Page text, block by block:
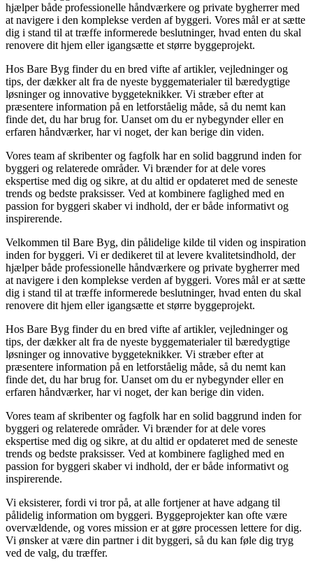
hjælper både professionelle håndværkere og private bygherrer med
at navigere i den komplekse verden af byggeri. Vores mål er at sætte
dig i stand til at træffe informerede beslutninger, hvad enten du skal
renovere dit hjem eller igangsætte et større byggeprojekt.
Hos Bare Byg finder du en bred vifte af artikler, vejledninger og
tips, der dækker alt fra de nyeste byggematerialer til bæredygtige
løsninger og innovative byggeteknikker. Vi stræber efter at
præsentere information på en letforståelig måde, så du nemt kan
finde det, du har brug for. Uanset om du er nybegynder eller en
erfaren håndværker, har vi noget, der kan berige din viden.
Vores team af skribenter og fagfolk har en solid baggrund inden for
byggeri og relaterede områder. Vi brænder for at dele vores
ekspertise med dig og sikre, at du altid er opdateret med de seneste
trends og bedste praksisser. Ved at kombinere faglighed med en
passion for byggeri skaber vi indhold, der er både informativt og
inspirerende.
Velkommen til Bare Byg, din pålidelige kilde til viden og inspiration
inden for byggeri. Vi er dedikeret til at levere kvalitetsindhold, der
hjælper både professionelle håndværkere og private bygherrer med
at navigere i den komplekse verden af byggeri. Vores mål er at sætte
dig i stand til at træffe informerede beslutninger, hvad enten du skal
renovere dit hjem eller igangsætte et større byggeprojekt.
Hos Bare Byg finder du en bred vifte af artikler, vejledninger og
tips, der dækker alt fra de nyeste byggematerialer til bæredygtige
løsninger og innovative byggeteknikker. Vi stræber efter at
præsentere information på en letforståelig måde, så du nemt kan
finde det, du har brug for. Uanset om du er nybegynder eller en
erfaren håndværker, har vi noget, der kan berige din viden.
Vores team af skribenter og fagfolk har en solid baggrund inden for
byggeri og relaterede områder. Vi brænder for at dele vores
ekspertise med dig og sikre, at du altid er opdateret med de seneste
trends og bedste praksisser. Ved at kombinere faglighed med en
passion for byggeri skaber vi indhold, der er både informativt og
inspirerende.
Vi eksisterer, fordi vi tror på, at alle fortjener at have adgang til
pålidelig information om byggeri. Byggeprojekter kan ofte være
overvældende, og vores mission er at gøre processen lettere for dig.
Vi ønsker at være din partner i dit byggeri, så du kan føle dig tryg
ved de valg, du træffer.